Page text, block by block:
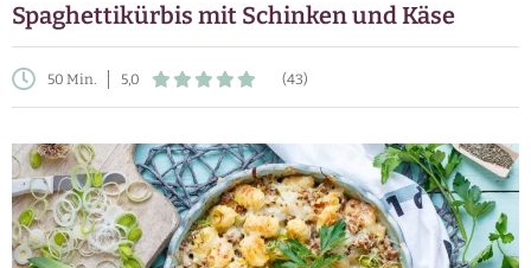
Spaghettikürbis mit Schinken und Käse
50 Min. 5,0 (43)